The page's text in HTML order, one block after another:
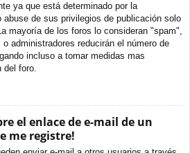
ya que está determinado por la
abuse de sus privilegios de publicación solo
mayoría de los foros lo consideran "spam",
administradores reducirán el número de
incluso a tomar medidas mas
del foro.
el enlace de e-mail de un
me registre!